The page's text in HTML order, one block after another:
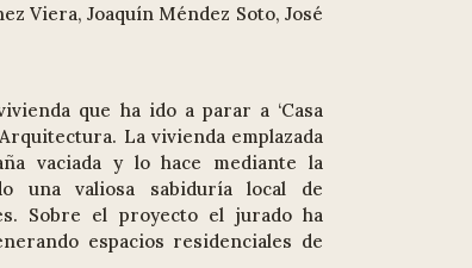
Viera, Joaquín Méndez Soto, José
que ha ido a parar a ‘Casa
La vivienda emplazada
vaciada y lo hace mediante la
una valiosa sabiduría local de
Sobre el proyecto el jurado ha
espacios residenciales de